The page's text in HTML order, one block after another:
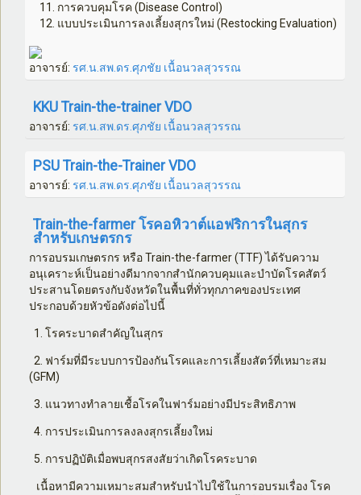
การควบคุมโรค (Disease Control)
แบบประเมินการลงเลี้ยงสุกรใหม่ (Restocking Evaluation)
อาจารย์: รศ.น.สพ.ดร.ศุภชัย เนื้อนวลสุวรรณ
KKU Train-the-trainer VDO
อาจารย์: รศ.น.สพ.ดร.ศุภชัย เนื้อนวลสุวรรณ
PSU Train-the-Trainer VDO
อาจารย์: รศ.น.สพ.ดร.ศุภชัย เนื้อนวลสุวรรณ
Train-the-farmer โรคอหิวาต์แอฟริการในสุกร
สำหรับเกษตรกร
การอบรมเกษตรกร หรือTrain-the-farmer (TTF)ได้รับความ
อนุเคราะห์เป็นอย่างดีมากจากสำนักควบคุมและบำบัดโรคสัตว์
ประสานโดยตรงกับจังหวัดในพื้นที่ทั่วทุกภาคของประเทศ
ประกอบด้วยหัวข้อดังต่อไปนี้
1. โรคระบาดสำคัญในสุกร
2. ฟาร์มที่มีระบบการป้องกันโรคและการเลี้ยงสัตว์ที่เหมาะสม
(GFM)
3. แนวทางทำลายเชื้อโรคในฟาร์มอย่างมีประสิทธิภาพ
4. การประเมินการลงลงสุกรเลี้ยงใหม่
5. การปฏิบัติเมื่อพบสุกรสงสัยว่าเกิดโรคระบาด
เนื้อหามีความเหมาะสมสำหรับนำไปใช้ในการอบรมเรื่อง โรค